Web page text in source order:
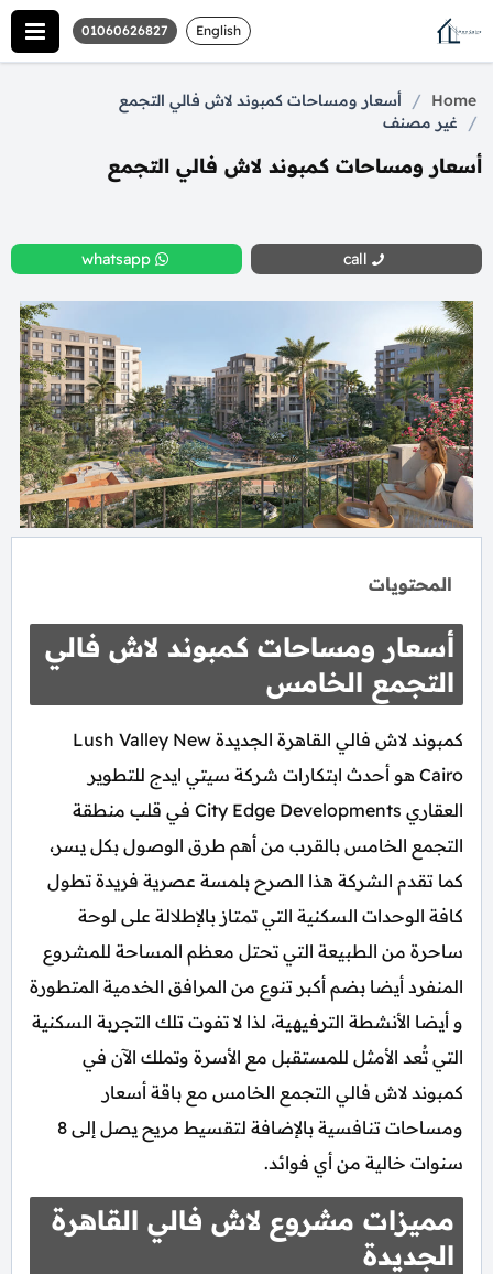
English
01060626827
Home
/ أسعار ومساحات كمبوند لاش فالي التجمع
/ غير مصنف
أسعار ومساحات كمبوند لاش فالي التجمع
call
whatsapp
المحتويات
أسعار ومساحات كمبوند لاش فالي
التجمع الخامس
كمبوند لاش فالي القاهرة الجديدة Lush Valley New
Cairo هو أحدث ابتكارات شركة سيتي ايدج للتطوير
العقاري City Edge Developments في قلب منطقة
التجمع الخامس بالقرب من أهم طرق الوصول بكل يسر،
كما تقدم الشركة هذا الصرح بلمسة عصرية فريدة تطول
كافة الوحدات السكنية التي تمتاز بالإطلالة على لوحة
ساحرة من الطبيعة التي تحتل معظم المساحة للمشروع
المنفرد أيضا بضم أكبر تنوع من المرافق الخدمية المتطورة
و أيضا الأنشطة الترفيهية، لذا لا تفوت تلك التجربة السكنية
التي تُعد الأمثل للمستقبل مع الأسرة وتملك الآن في
كمبوند لاش فالي التجمع الخامس مع باقة أسعار
ومساحات تنافسية بالإضافة لتقسيط مريح يصل إلى 8
سنوات خالية من أي فوائد.
مميزات مشروع لاش فالي القاهرة
الجديدة